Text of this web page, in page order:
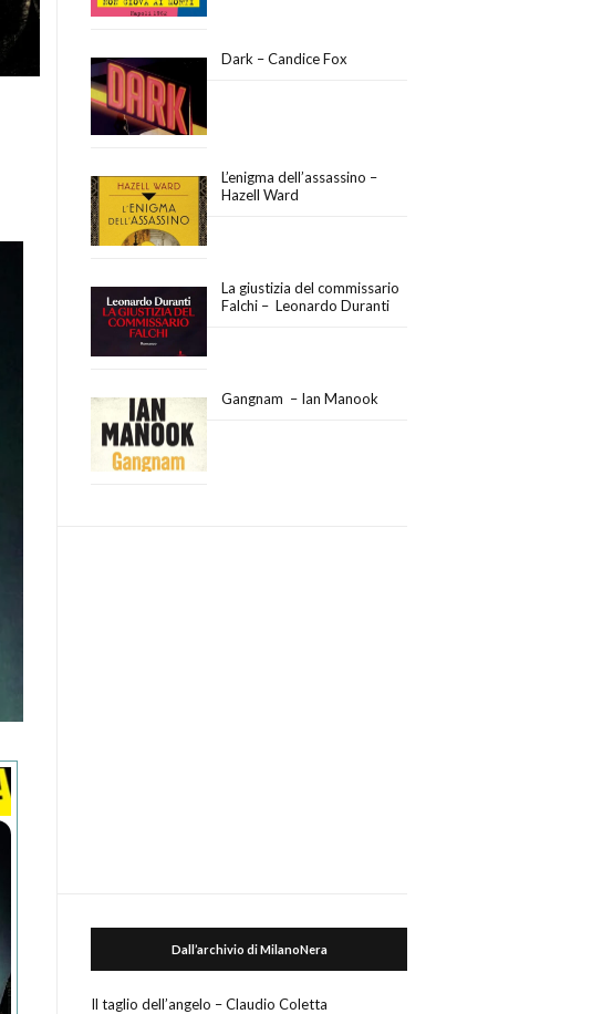
Dark – Candice Fox
L’enigma dell’assassino –
Hazell Ward
La giustizia del commissario
Falchi – Leonardo Duranti
Gangnam – Ian Manook
Dall’archivio di MilanoNera
Il taglio dell’angelo – Claudio Coletta